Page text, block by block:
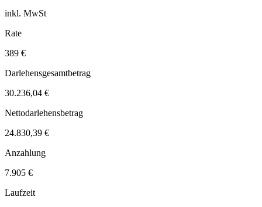
inkl. MwSt
Rate
389 €
Darlehensgesamtbetrag
30.236,04 €
Nettodarlehensbetrag
24.830,39 €
Anzahlung
7.905 €
Laufzeit